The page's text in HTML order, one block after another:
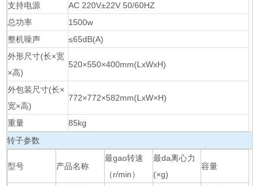
支持电源
AC 220V±22V 50/60HZ
总功率
1500w
整机噪声
≤65dB(A)
外形尺寸(长×宽
×高)
520×550×400mm(LxWxH)
外包装尺寸(长×
宽×高)
772×772×582mm(LxW×H)
重量
85kg
转子参数
型号 产品名称
最gao转速
（r/min）
最da离心力
(×g)
容量